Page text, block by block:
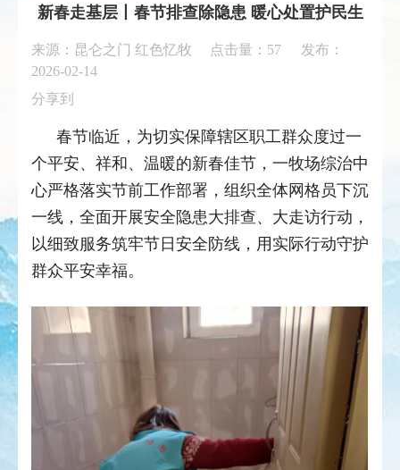
新春走基层丨春节排查除隐患 暖心处置护民生
来源：昆仑之门 红色忆牧 点击量： 57
发布：
2026-02-14
分享到
春节临近，为切实保障辖区职工群众度过一
个平安、祥和、温暖的新春佳节，一牧场综治中
心严格落实节前工作部署，组织全体网格员下沉
一线，全面开展安全隐患大排查、大走访行动，
以细致服务筑牢节日安全防线，用实际行动守护
群众平安幸福。